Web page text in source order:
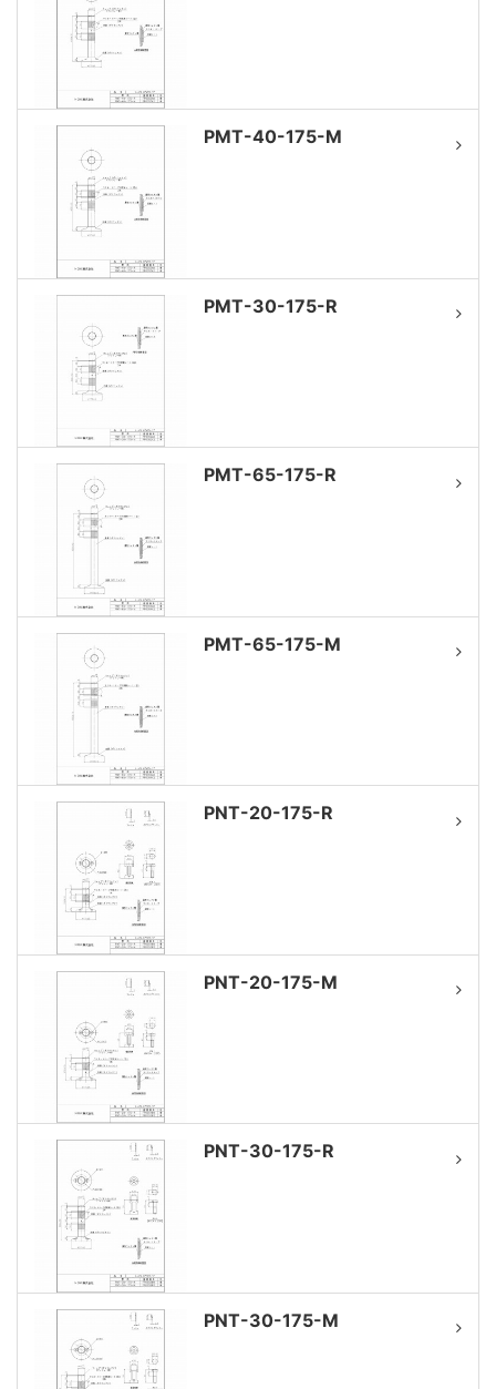
PMT-40-175-M
PMT-30-175-R
PMT-65-175-R
PMT-65-175-M
PNT-20-175-R
PNT-20-175-M
PNT-30-175-R
PNT-30-175-M